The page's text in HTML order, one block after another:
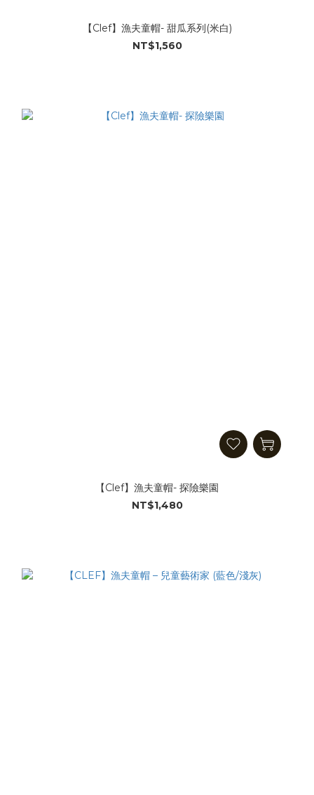
【Clef】漁夫童帽- 甜瓜系列(米白)
NT$1,560
【Clef】漁夫童帽- 探險樂園
NT$1,480